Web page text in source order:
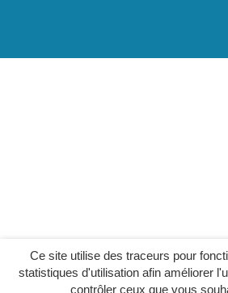
Ce site utilise des traceurs pour
statistiques d'utilisation afin améliorer
contrôler ceux que vous